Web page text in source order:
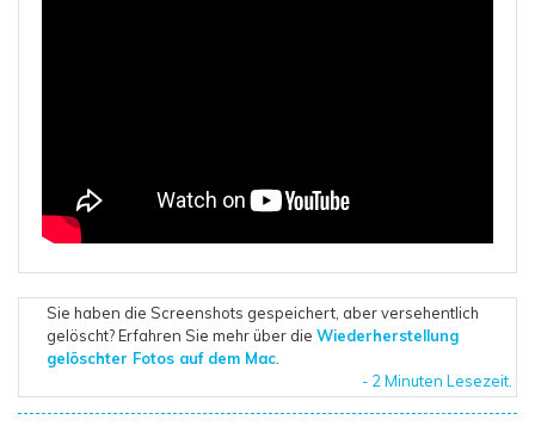
Sie haben die Screenshots gespeichert, aber versehentlich
gelöscht? Erfahren Sie mehr über dieWiederherstellung
gelöschter Fotos auf dem Mac
- 2 Minuten Lesezeit.